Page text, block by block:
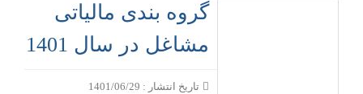
گروه بندی مالیاتی
مشاغل در سال 1401
تاریخ انتشار : 1401/06/29